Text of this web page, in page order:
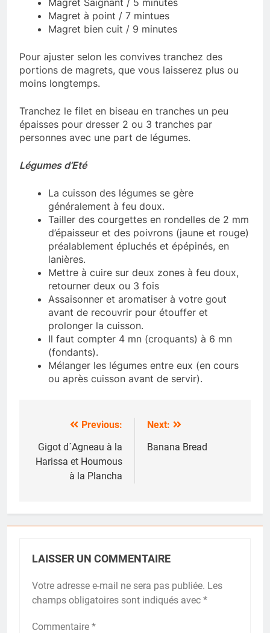
Magret à point / 7 mintues
Magret bien cuit / 9 minutes
Pour ajuster selon les convives tranchez des
portions de magrets, que vous laisserez plus ou
moins longtemps.
Tranchez le filet en biseau en tranches un peu
épaisses pour dresser 2 ou 3 tranches par
personnes avec une part de légumes.
Légumes d’Eté
La cuisson des légumes se gère
généralement à feu doux.
Tailler des courgettes en rondelles de 2 mm
d’épaisseur et des poivrons (jaune et rouge)
préalablement épluchés et épépinés, en
lanières.
Mettre à cuire sur deux zones à feu doux,
retourner deux ou 3 fois
Assaisonner et aromatiser à votre gout
avant de recouvrir pour étouffer et
prolonger la cuisson.
Il faut compter 4 mn (croquants) à 6 mn
(fondants).
Mélanger les légumes entre eux (en cours
ou après cuisson avant de servir).
Navigation
de
l’article
Previous:
Gigot d´Agneau à la
Harissa et Houmous
à la Plancha
Next:
Banana Bread
LAISSER UN COMMENTAIRE
Votre adresse e-mail ne sera pas publiée. Les
champs obligatoires sont indiqués avec *
Commentaire *